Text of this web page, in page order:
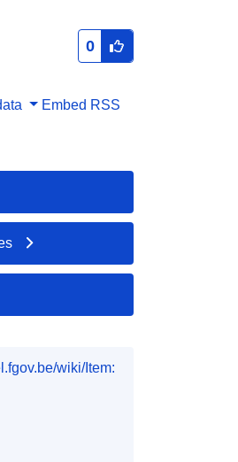
0
Embed RSS
wiki/Item: